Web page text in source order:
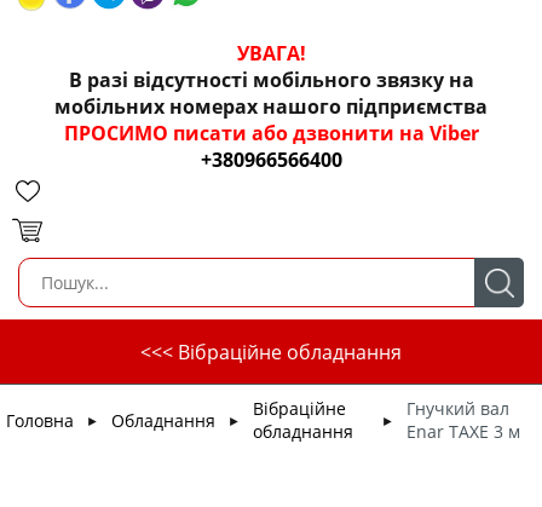
УВАГА!
В разі відсутності мобільного звязку на
мобільних номерах нашого підприємства
ПРОСИМО писати або дзвонити на Viber
+380966566400
<<< Вібраційне обладнання
Головна ► Обладнання ►
Вібраційне
обладнання
►
Гнучкий вал
Enar TAXE 3 м